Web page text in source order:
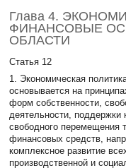
Глава 4.
ФИНАНСОВЫЕ
ОБЛАСТИ
Статья 12
1. Экономическая
основывается на
форм собственности,
деятельности, поддержки
свободного перемещения
финансовых средств,
комплексное развитие
производственной и